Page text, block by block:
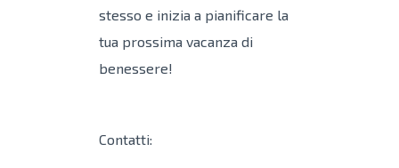
stesso e inizia a pianificare la
tua prossima vacanza di
benessere!
Contatti: